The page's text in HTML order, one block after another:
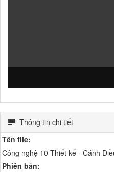
Thông tin chi tiết
Tên file:
Công nghệ 10 Thiết kế - Cánh
Phiên bản: